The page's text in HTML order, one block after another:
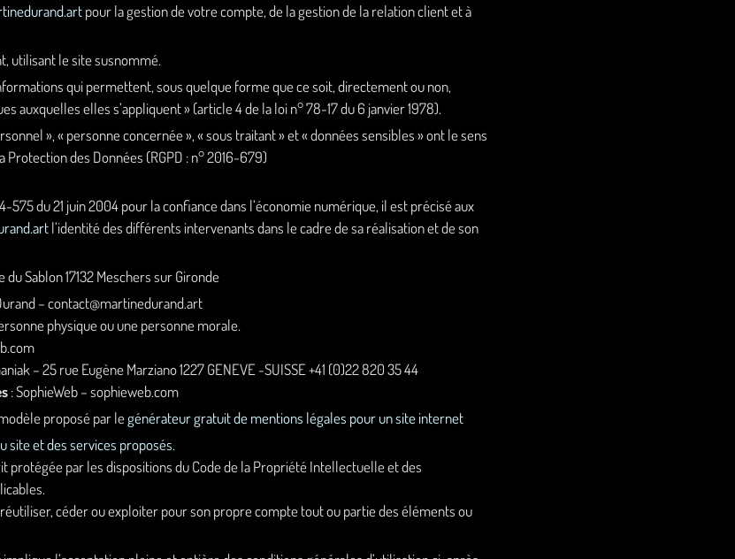
pour la gestion de votre compte, de la gestion de la relation client et à
utilisant le site susnommé.
qui permettent, sous quelque forme que ce soit, directement ou non,
auxquelles elles s’appliquent » (article 4 de la loi n° 78-17 du 6 janvier 1978).
», « personne concernée », « sous traitant » et « données sensibles » ont le sens
des Données (RGPD : n° 2016-679)
575 du 21 juin 2004 pour la confiance dans l’économie numérique, il est précisé aux
l’identité des différents intervenants dans le cadre de sa réalisation et de son
Sablon 17132 Meschers sur Gironde
– contact@martinedurand.art
physique ou une personne morale.
– 25 rue Eugène Marziano 1227 GENEVE -SUISSE +41 (0)22 820 35 44
: SophieWeb – sophieweb.com
proposé par legénérateur gratuit de mentions légales pour un site internet
site et des services proposés.
protégée par les dispositions du Code de la Propriété Intellectuelle et des
céder ou exploiter pour son propre compte tout ou partie des éléments ou